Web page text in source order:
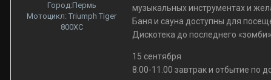
Город:Пермь
Мотоцикл: Triumph Tiger
800XC
музыкальных инструментах и
Баня и сауна доступны для
Дискотека до последнего
15 сентября
8.00-11.00 завтрак и отбытие по